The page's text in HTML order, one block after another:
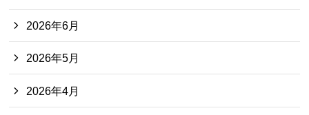
2026年6月
2026年5月
2026年4月